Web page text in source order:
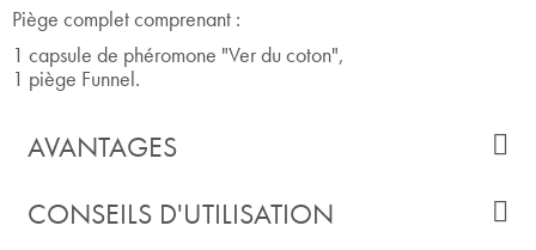
Piège complet comprenant :
1 capsule de phéromone "Ver du coton",
1 piège Funnel.
AVANTAGES
CONSEILS D'UTILISATION